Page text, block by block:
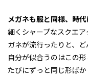
メガネも服と同様、時代
細くシャープなスクエ
ガネが流行ったりと、ど
自分が似合うのはこの
たびにずっと同じ形ば